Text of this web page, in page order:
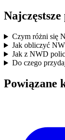
Czym różni się
Jak obliczyć
Jak z NWD
Do czego
Powiązane